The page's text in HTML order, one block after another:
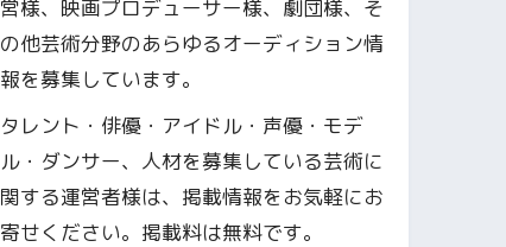
営様、映画プロデューサー様、劇団様、そ
の他芸術分野のあらゆるオーディション情
報を募集しています。
タレント・俳優・アイドル・声優・モデ
ル・ダンサー、人材を募集している芸術に
関する運営者様は、掲載情報をお気軽にお
寄せください。掲載料は無料です。